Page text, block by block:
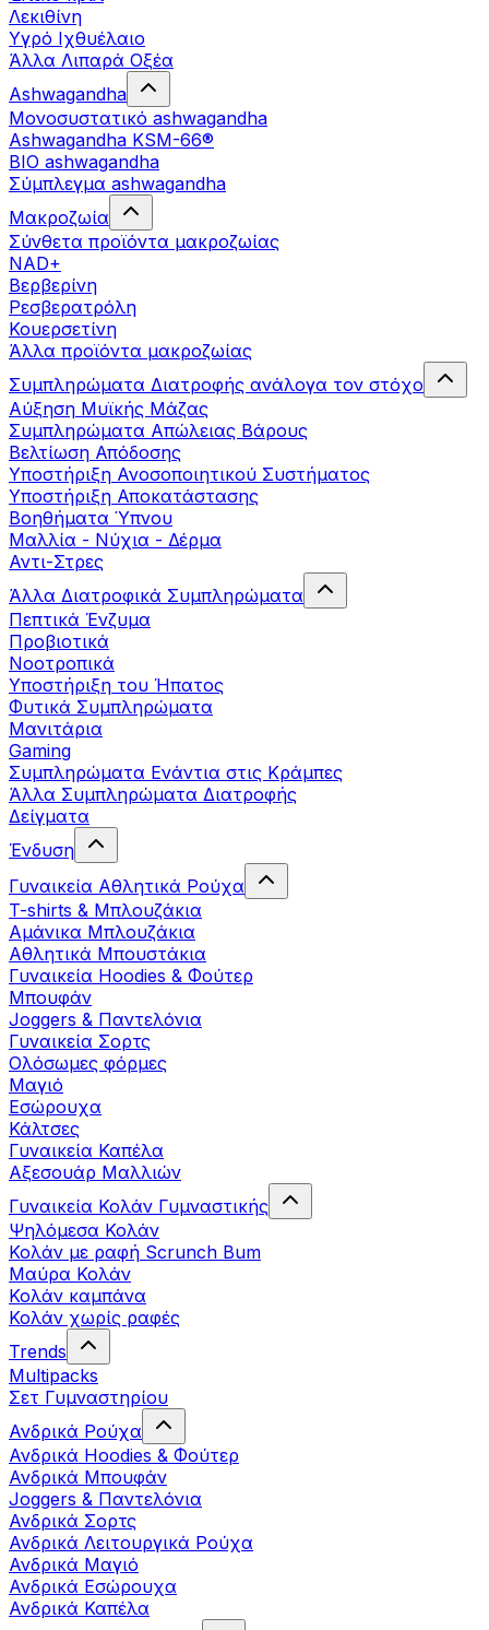
Λεκιθίνη
Υγρό Ιχθυέλαιο
Άλλα Λιπαρά Οξέα
Ashwagandha
Μονοσυστατικό ashwagandha
Ashwagandha KSM-66®
BIO ashwagandha
Σύμπλεγμα ashwagandha
Μακροζωία
Σύνθετα προϊόντα μακροζωίας
NAD+
Βερβερίνη
Ρεσβερατρόλη
Κουερσετίνη
Άλλα προϊόντα μακροζωίας
Συμπληρώματα Διατροφής ανάλογα τον στόχο
Αύξηση Μυϊκής Μάζας
Συμπληρώματα Aπώλειας Βάρους
Βελτίωση Απόδοσης
Υποστήριξη Ανοσοποιητικού Συστήματος
Yποστήριξη Αποκατάστασης
Βοηθήματα Ύπνου
Μαλλία - Νύχια - Δέρμα
Αντι-Στρες
Άλλα Διατροφικά Συμπληρώματα
Πεπτικά Ένζυμα
Προβιοτικά
Νοοτροπικά
Υποστήριξη του Ήπατος
Φυτικά Συμπληρώματα
Μανιτάρια
Gaming
Συμπληρώματα Ενάντια στις Κράμπες
Άλλα Συμπληρώματα Διατροφής
Δείγματα
Ένδυση
Γυναικεία Αθλητικά Ρούχα
T-shirts & Μπλουζάκια
Αμάνικα Μπλουζάκια
Aθλητικά Μπουστάκια
Γυναικεία Hoodies & Φούτερ
Μπουφάν
Joggers & Παντελόνια
Γυναικεία Σορτς
Ολόσωμες φόρμες
Μαγιό
Εσώρουχα
Κάλτσες
Γυναικεία Καπέλα
Αξεσουάρ Μαλλιών
Γυναικεία Κολάν Γυμναστικής
Ψηλόμεσα Κολάν
Κολάν με ραφή Scrunch Bum
Μαύρα Κολάν
Κολάν καμπάνα
Κολάν χωρίς ραφές
Trends
Multipacks
Σετ Γυμναστηρίου
Ανδρικά Ρούχα
Ανδρικά Hoodies & Φούτερ
Ανδρικά Μπουφάν
Joggers & Παντελόνια
Ανδρικά Σορτς
Ανδρικά Λειτουργικά Ρούχα
Ανδρικά Μαγιό
Ανδρικά Εσώρουχα
Ανδρικά Καπέλα